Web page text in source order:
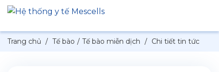
Trang chủ / Tế bào / Tế bào miễn dịch / Chi tiết tin tức